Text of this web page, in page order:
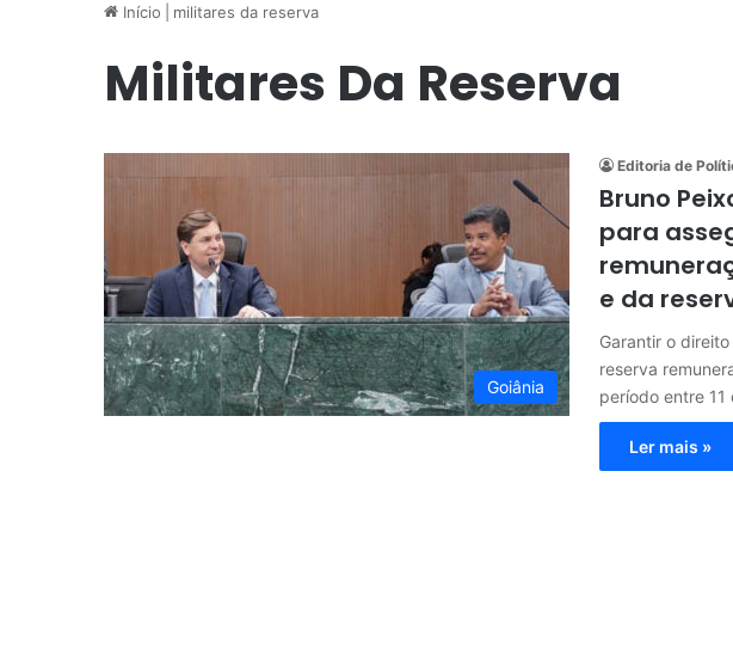
Início militares da reserva
Militares Da Reserva
Goiânia
Editoria de
Bruno
para
e da
Garantir o
reserva
período entre 11
Ler mais »